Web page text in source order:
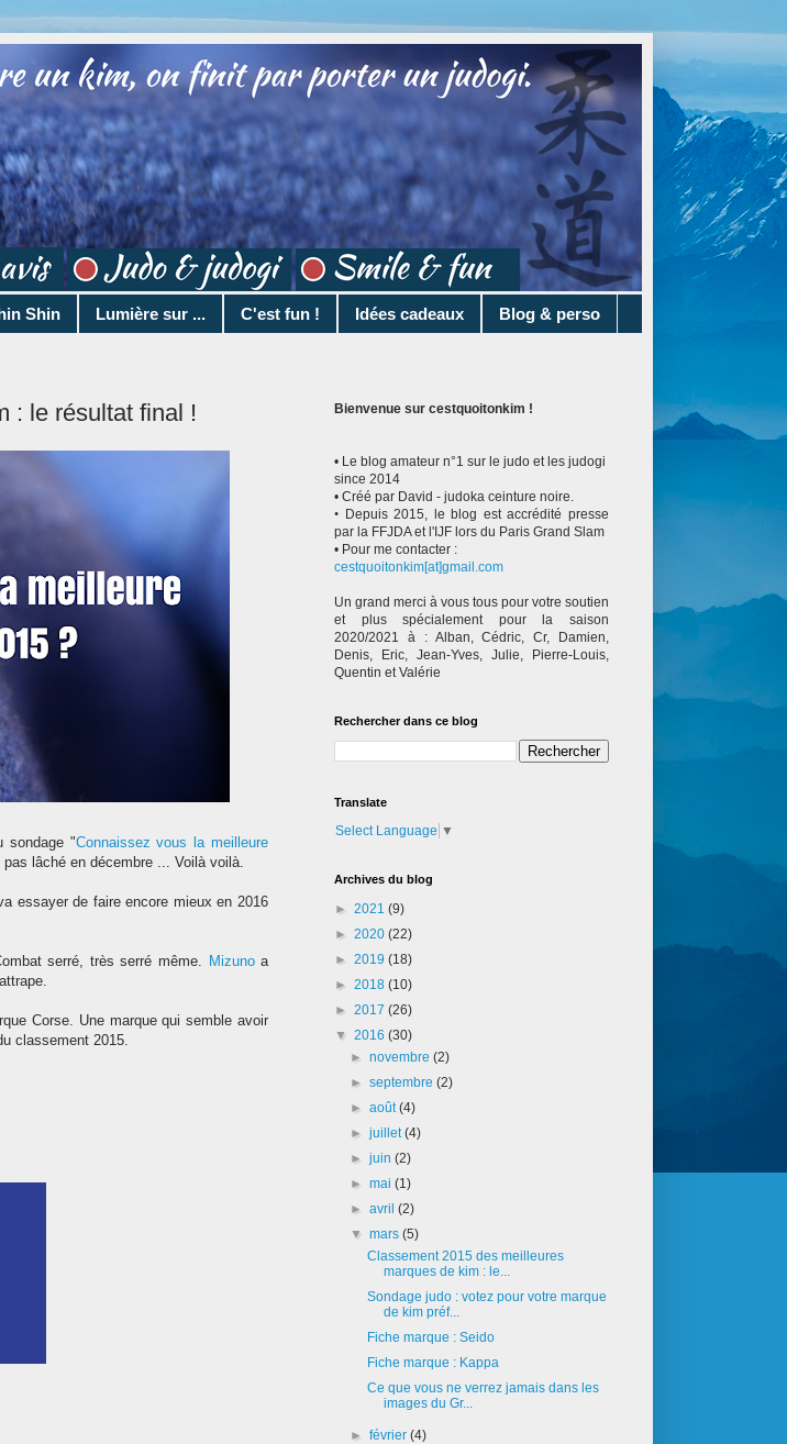
Shin Lumière sur ... C'est fun ! Idées cadeaux Blog & perso
: le résultat final !
sondage "Connaissez vous la meilleure
lâché en décembre ... Voilà voilà.
essayer de faire encore mieux en 2016
serré, trèsserré même. Mizunoa
Corse. Une marque qui semble avoir
classement 2015.
Bienvenue sur cestquoitonkim !
• Le blog amateur n°1 sur le judo et les judogi
since 2014
• Créé par David - judoka ceinture noire.
• Depuis 2015, le blog est accrédité presse
par la FFJDA et l'IJF lors du Paris Grand Slam
• Pour me contacter :
cestquoitonkim[at]gmail.com
Un grand merci à vous tous pour votre soutien
et plus spécialement pour la saison
2020/2021 à : Alban, Cédric, Cr, Damien,
Denis, Eric, Jean-Yves, Julie, Pierre-Louis,
Quentin et Valérie
Rechercher dans ce blog
Translate
Select Language ▼
Archives du blog
► 2021 (9)
► 2020 (22)
► 2019 (18)
► 2018 (10)
► 2017 (26)
▼ 2016 (30)
►novembre(2)
►septembre(2)
►août(4)
►juillet(4)
►juin(2)
►mai(1)
►avril(2)
▼mars(5)
Classement 2015 des meilleures
marques de kim : le...
Sondage judo : votez pour votre marque
de kim préf...
Fiche marque : Seido
Fiche marque : Kappa
Ce que vous ne verrez jamais dans les
images du Gr...
►février(4)